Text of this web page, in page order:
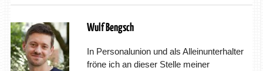
Wulf Bengsch
In Personalunion und als Alleinunterhalter
fröne ich an dieser Stelle meiner